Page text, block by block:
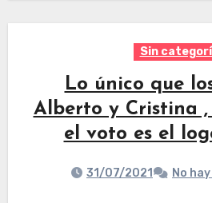
Sin
Lo único que
Alberto y Cristina ,
el voto es el
31/07/2021 No